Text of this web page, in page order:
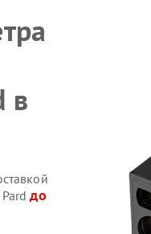
в
Pardдо